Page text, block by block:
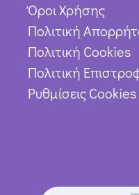
Όροι Χρήσης
Πολιτική
Πολιτική Cookies
Πολιτική
Ρυθμίσεις Cookies